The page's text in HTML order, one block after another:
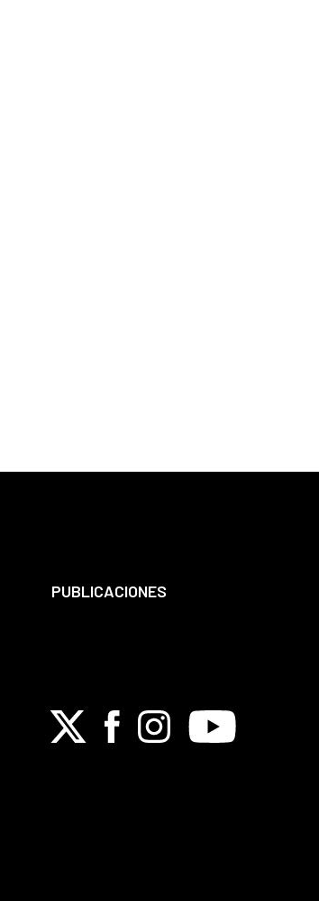
PUBLICACIONES
X FacebookInstagramYoutube